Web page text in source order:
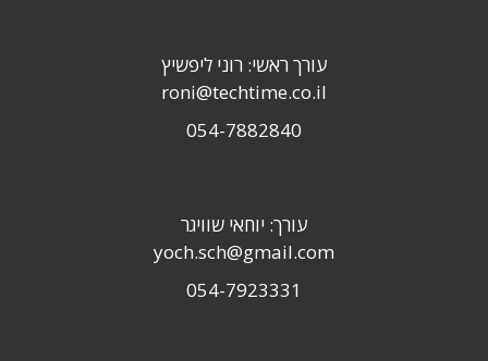
עורך ראשי: רוני ליפשיץ
roni@techtime.co.il
054-7882840
עורך: יוחאי שוויגר
yoch.sch@gmail.com
054-7923331